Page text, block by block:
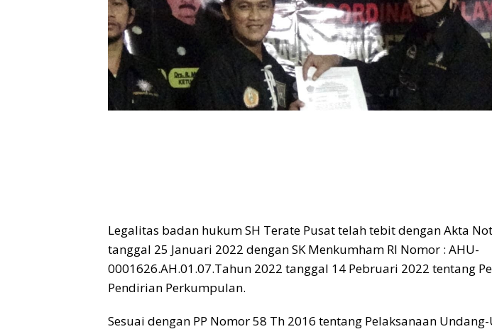
Legalitas badan hukum SH Terate Pusat telah tebit dengan Akta
tanggal 25 Januari 2022 dengan SK Menkumham RI Nomor : AHU-
0001626.AH.01.07.Tahun 2022 tanggal 14 Pebruari 2022 tentang
Pendirian Perkumpulan.
Sesuai dengan PP Nomor 58 Th 2016 tentang Pelaksanaan